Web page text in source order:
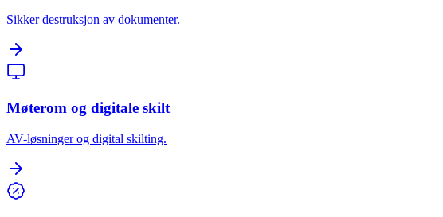
Sikker destruksjon av dokumenter.
Møterom og digitale skilt
AV-løsninger og digital skilting.